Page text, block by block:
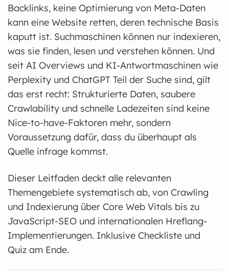
Backlinks, keine Optimierung von Meta-Daten
kann eine Website retten, deren technische Basis
kaputt ist. Suchmaschinen können nur indexieren,
was sie finden, lesen und verstehen können. Und
seit AI Overviews und KI-Antwortmaschinen wie
Perplexity und ChatGPT Teil der Suche sind, gilt
das erst recht: Strukturierte Daten, saubere
Crawlability und schnelle Ladezeiten sind keine
Nice-to-have-Faktoren mehr, sondern
Voraussetzung dafür, dass du überhaupt als
Quelle infrage kommst.
Dieser Leitfaden deckt alle relevanten
Themengebiete systematisch ab, von Crawling
und Indexierung über Core Web Vitals bis zu
JavaScript-SEO und internationalen Hreflang-
Implementierungen. Inklusive Checkliste und
Quiz am Ende.